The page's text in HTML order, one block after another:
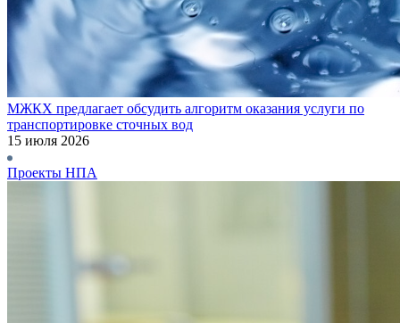
МЖКХ предлагает обсудить алгоритм оказания услуги по
транспортировке сточных вод
15 июля 2026
Проекты НПА